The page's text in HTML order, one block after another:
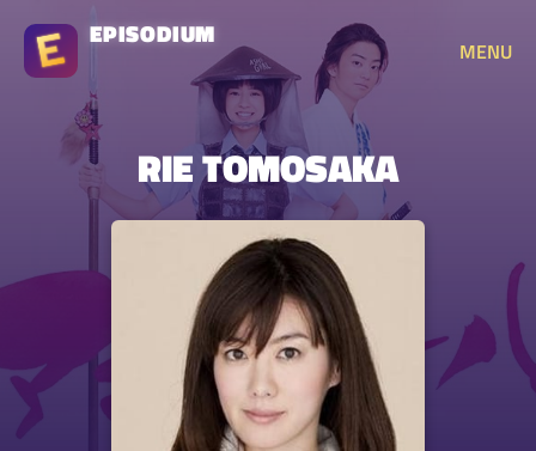
EPISODIUM
MENU
RIE TOMOSAKA